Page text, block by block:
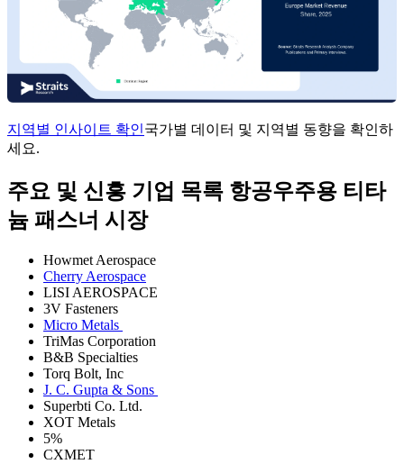
지역별 인사이트 확인국가별 데이터 및 지역별 동향을 확인하
세요.
주요 및 신흥 기업 목록 항공우주용 티타
늄 패스너 시장
Howmet Aerospace
Cherry Aerospace
LISI AEROSPACE
3V Fasteners
Micro Metals
TriMas Corporation
B&B Specialties
Torq Bolt, Inc
J. C. Gupta & Sons
Superbti Co. Ltd.
XOT Metals
5%
CXMET